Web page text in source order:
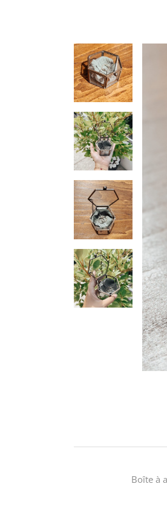
Boîte à